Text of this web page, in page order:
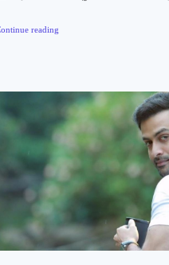
reading